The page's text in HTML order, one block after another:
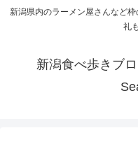
新潟県内のラーメン屋さんなど
礼
新潟食べ歩きブ